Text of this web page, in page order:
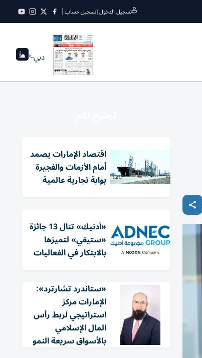
تسجيل الدخول|تسجيل حساب
دبي--°
اقتصاد الإمارات يصمد
أمام الأزمات والفجيرة
بوابة تجارية عالمية
«أدنيك» تنال 13 جائزة
«ستيفي» لتميزها
بالابتكار في الفعاليات
«ستاندرد تشارترد»:
الإمارات مركز
استراتيجي لربط رأس
المال الإسلامي
بالأسواق سريعة النمو